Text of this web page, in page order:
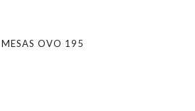
MESAS OVO 195